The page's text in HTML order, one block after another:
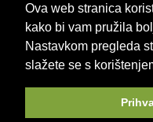
Ova web stranica
kako bi vam pružila
Nastavkom pregleda
slažete se s
mijenjati ili na ikoji način
to nije prethodno izdato